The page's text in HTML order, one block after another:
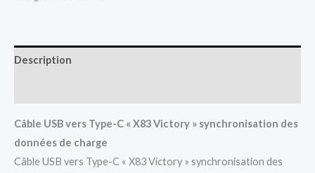
Description
Câble USB vers Type-C « X83 Victory » synchronisation des
données de charge
Câble USB vers Type-C « X83 Victory » synchronisation des